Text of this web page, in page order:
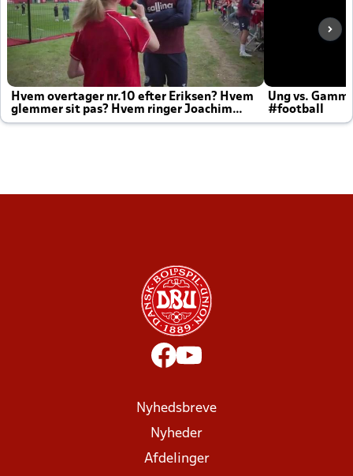
Hvem overtager nr.10 efter Eriksen? Hvem
glemmer sit pas? Hvem ringer Joachim
altid til efter kampe?
Ung vs.
#football
Nyhedsbreve
Nyheder
Afdelinger